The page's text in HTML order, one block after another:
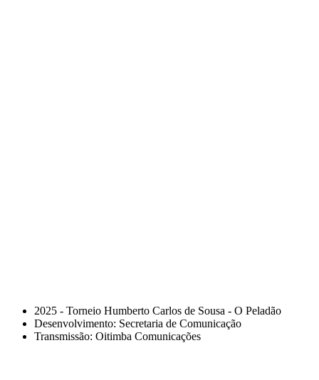
2025 - Torneio Humberto Carlos de Sousa - O Peladão
Desenvolvimento: Secretaria de Comunicação
Transmissão: Oitimba Comunicações